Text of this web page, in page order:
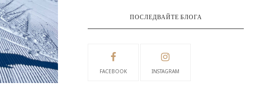
ПОСЛЕДВАЙТЕ БЛОГА
FACEBOOK INSTAGRAM